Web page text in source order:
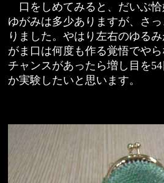
口をしめてみると、だいぶ恰
ゆがみは多少ありますが、さ
りました。やはり左右のゆる
がま口は何度も作る覚悟でやら
チャンスがあったら増し目を
か実験したいと思います。